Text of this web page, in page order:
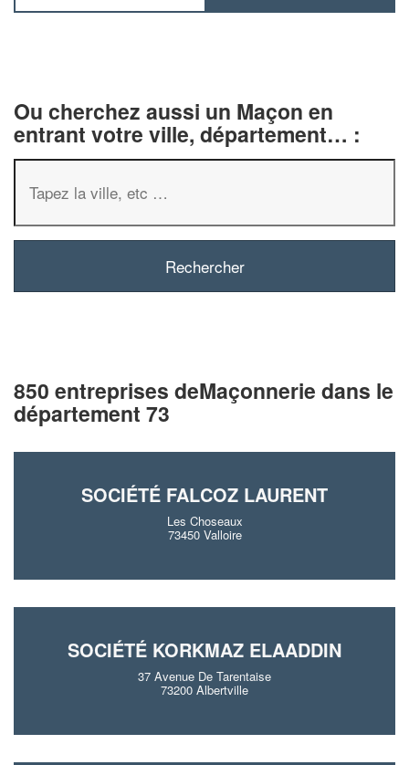
Ou cherchez aussi un Maçon en
entrant votre ville, département… :
850 entreprises deMaçonnerie dans le
département 73
SOCIÉTÉ FALCOZ LAURENT
Les Choseaux
73450 Valloire
SOCIÉTÉ KORKMAZ ELAADDIN
37 Avenue De Tarentaise
73200 Albertville